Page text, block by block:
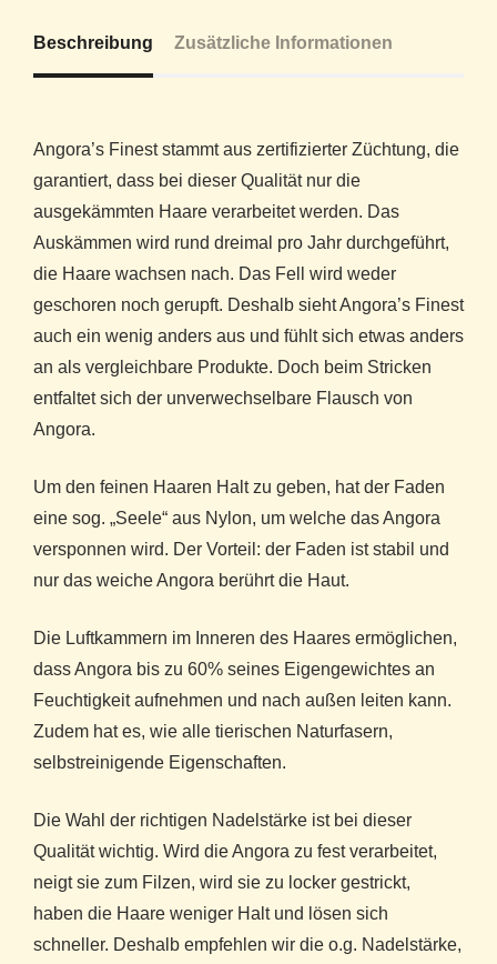
Beschreibung Zusätzliche Informationen
Angora’s Finest stammt aus zertifizierter Züchtung, die
garantiert, dass bei dieser Qualität nur die
ausgekämmten Haare verarbeitet werden. Das
Auskämmen wird rund dreimal pro Jahr durchgeführt,
die Haare wachsen nach. Das Fell wird weder
geschoren noch gerupft. Deshalb sieht Angora’s Finest
auch ein wenig anders aus und fühlt sich etwas anders
an als vergleichbare Produkte. Doch beim Stricken
entfaltet sich der unverwechselbare Flausch von
Angora.
Um den feinen Haaren Halt zu geben, hat der Faden
eine sog. „Seele“ aus Nylon, um welche das Angora
versponnen wird. Der Vorteil: der Faden ist stabil und
nur das weiche Angora berührt die Haut.
Die Luftkammern im Inneren des Haares ermöglichen,
dass Angora bis zu 60% seines Eigengewichtes an
Feuchtigkeit aufnehmen und nach außen leiten kann.
Zudem hat es, wie alle tierischen Naturfasern,
selbstreinigende Eigenschaften.
Die Wahl der richtigen Nadelstärke ist bei dieser
Qualität wichtig. Wird die Angora zu fest verarbeitet,
neigt sie zum Filzen, wird sie zu locker gestrickt,
haben die Haare weniger Halt und lösen sich
schneller. Deshalb empfehlen wir die o.g. Nadelstärke,